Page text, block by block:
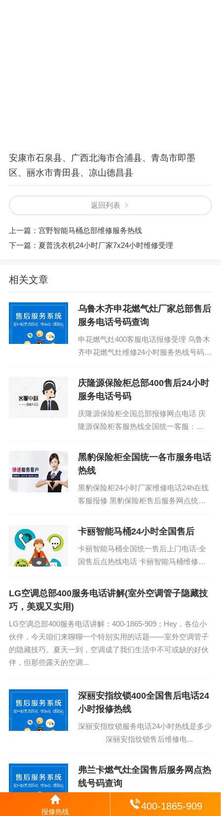
安康市石泉县、广西北海市合浦县、青岛市即墨
区、丽水市青田县、凉山德昌县
返回列表
上一篇： 宫野智能马桶总部维修服务热线
下一篇： 夏普洗衣机24小时厂家7x24小时维修受理
相关文章
乌鲁木齐申花燃气灶厂家总部售后
服务电话号码查询
申花燃气灶400客服电话报修受理 乌鲁木
齐申花燃气灶维修24小时服务热线号码：
1865-909（...
庆隆源保险柜总部400售后24小时
服务电话号码
庆隆源保险柜全国总部报修网点电话 庆
隆源保险柜客服热线全国统一客服：
服务全国24小时4...
黑豹保险柜全国统一各市服务电话
热线
黑豹保险柜24小时厂家维修电话24h在线
客服报修 黑豹保险柜售后服务网点统一
400-1865-909 (温馨提示：即可...
卡丽智能马桶24小时全国售后
卡丽智能马桶全国统一售后上门电话-全
国售后点热线电话 卡丽智能马桶维修热
186...
LG空调总部400服务电话讲解(室外空调管子隐藏技
巧，美观又实用)
LG空调总部400服务电话讲解：400-1865-909；Hey，各位小
伙伴，今天咱们来聊聊一个特别实用的话题——室外空调管子
的隐藏技巧。夏天一到，空调成了我们生活中不可或缺的好伙
伴，但那些露天的空调...
深丽安指纹锁400全国售后电话24
小时报修热线
深丽安指纹锁服务电话24小时热线是多少
深丽安指纹锁售后维修电...
弗兰卡燃气灶全国售后服务网点热
线号码查询
弗兰卡燃气灶全国各24小时服务热线号码
报修热线 400-1865-909